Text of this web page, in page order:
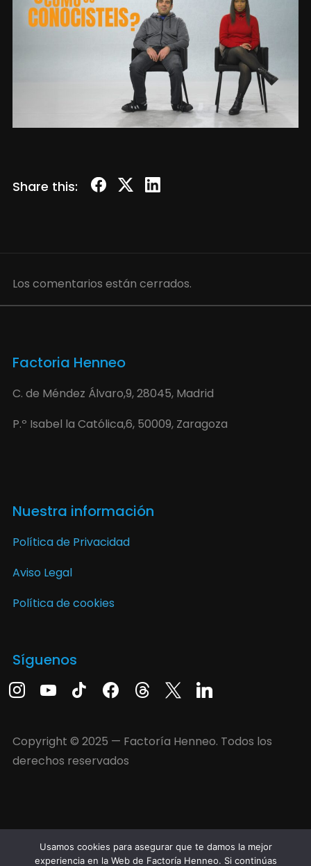
Share this:
Los comentarios están cerrados.
Factoria Henneo
C. de Méndez Álvaro,9, 28045, Madrid
P.º Isabel la Católica,6, 50009, Zaragoza
Nuestra información
Política de Privacidad
Aviso Legal
Política de cookies
Síguenos
Copyright © 2025 — Factoría Henneo. Todos los
derechos reservados
Usamos cookies para asegurar que te damos la mejor
experiencia en la Web de Factoría Henneo. Si continúas